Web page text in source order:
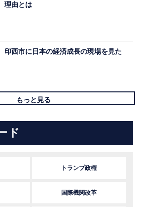
理由とは
印西市に日本の経済成長の現場を見た
もっと見る
ド
トランプ政権
国際機関改革